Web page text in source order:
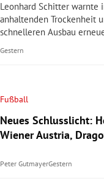
Leonhard Schitter warnte
anhaltenden Trockenheit
schnelleren Ausbau
Gestern
Fußball
Neues Schlusslicht:
Wiener Austria,
Peter GutmayerGestern